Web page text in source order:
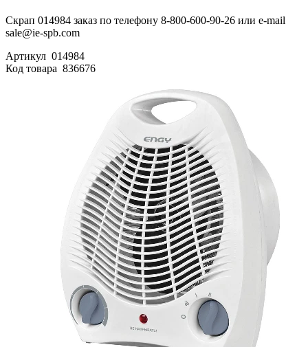
Скрап 014984 заказ по телефону 8-800-600-90-26 или e-mail
sale@ie-spb.com
Артикул 014984
Код товара 836676